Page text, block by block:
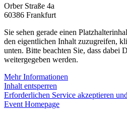
Orber Straße 4a
60386 Frankfurt
Sie sehen gerade einen
den eigentlichen Inhalt zuzugreifen,
unten. Bitte beachten Sie, dass dabei
weitergegeben werden.
Mehr Informationen
Inhalt entsperren
Erforderlichen Service akzeptieren
Event Homepage